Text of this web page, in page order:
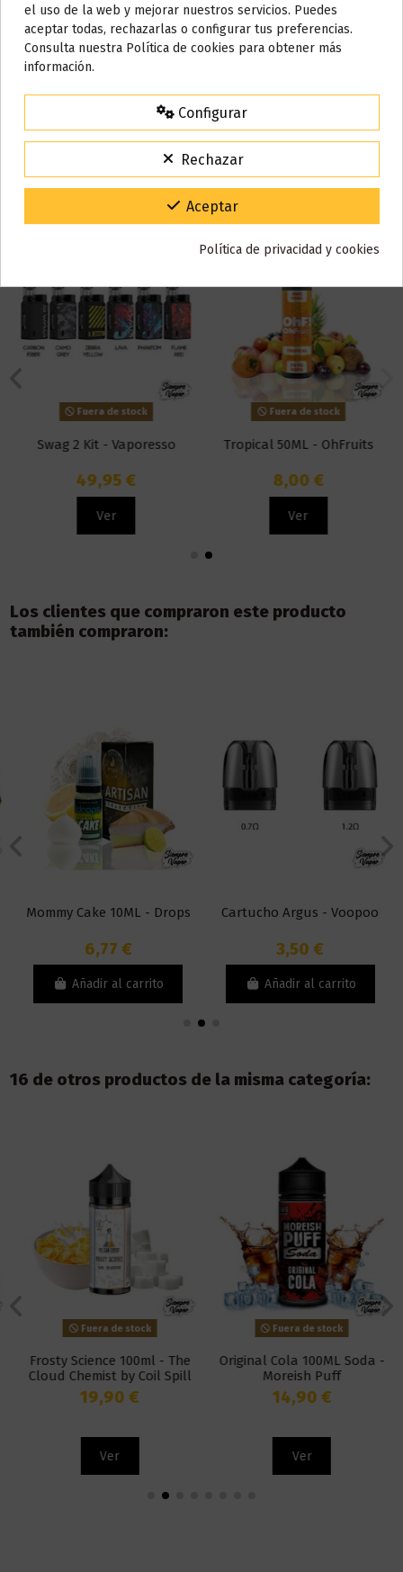
ean13 7780068089133
Reseñas (0)
También puede que te guste
Fuera de stock
Swag 2 Kit - Vaporesso
49,95 €
Ver
Fuera de stock
Tropical 50ML - OhFruits
8,00 €
Ver
Los clientes que compraron este producto
también compraron:
Mommy Cake 10ML - Drops
6,77 €
Añadir al carrito
Cartucho Argus - Voopoo
3,50 €
Añadir al carrito
16 de otros productos de la misma categoría:
Fuera de stock
Frosty Science 100ml - The
Cloud Chemist by Coil Spill
19,90 €
Ver
Fuera de stock
Original Cola 100ML Soda -
Moreish Puff
14,90 €
Ver
AVISO IMPORTANTE
Nos tomamos unos días
Todos los pedidos realizados desde el
15% de descuento
Para agradecerte la espera durante estos días.
Código:VACACIONES15
Gracias por tu paciencia y por seguir confiando en nosotros.
el uso de la web y mejorar nuestros servicios. Puedes
aceptar todas, rechazarlas o configurar tus preferencias.
Consulta nuestra Política de cookies para obtener más
información.
Configurar
Rechazar
Aceptar
Política de privacidad y cookies